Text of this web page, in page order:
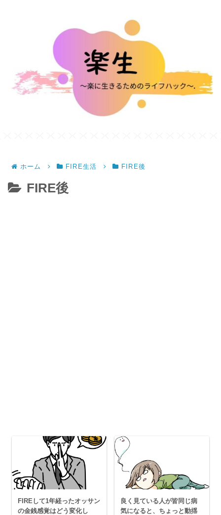
ホーム FIRE生活 FIRE後
FIRE後
FIREして1年経ったオッサン
の金銭感覚はどう変化し
良く見ている人が皆同じ病
気になると、ちょっと動揺